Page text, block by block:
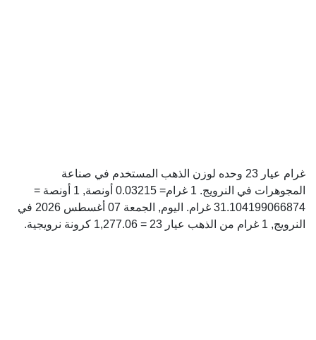
غرام عيار 23 وحده لوزن الذهب المستخدم في صناعة
المجوهرات في النرويج. 1 غرام= 0.03215 أونصة, 1 أونصة =
31.104199066874 غرام. اليوم, الجمعة 07 أغسطس 2026 في
النرويج, 1 غرام من الذهب عيار 23 = 1,277.06 كرونة نرويجية.